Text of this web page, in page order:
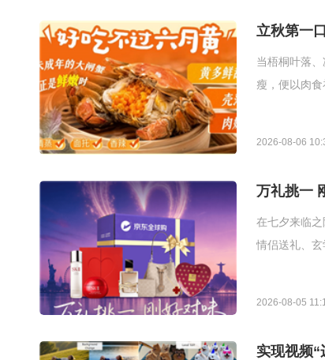
立秋第一
当梧桐叶落
瘦，便以肉食
2026-08-06
万礼挑一
在七夕来临
情侣送礼、
2026-08-05
实现视频